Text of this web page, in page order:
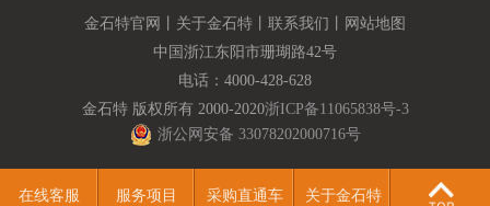
金石特官网 关于金石特 联系我们
网站地图
中国浙江东阳市珊瑚路42号
电话： 4000-428-628
金石特 版权所有 2000-2020浙ICP备11065838号-3
浙公网安备 33078202000716号
在线客服 服务项目 采购直通车 关于金石特